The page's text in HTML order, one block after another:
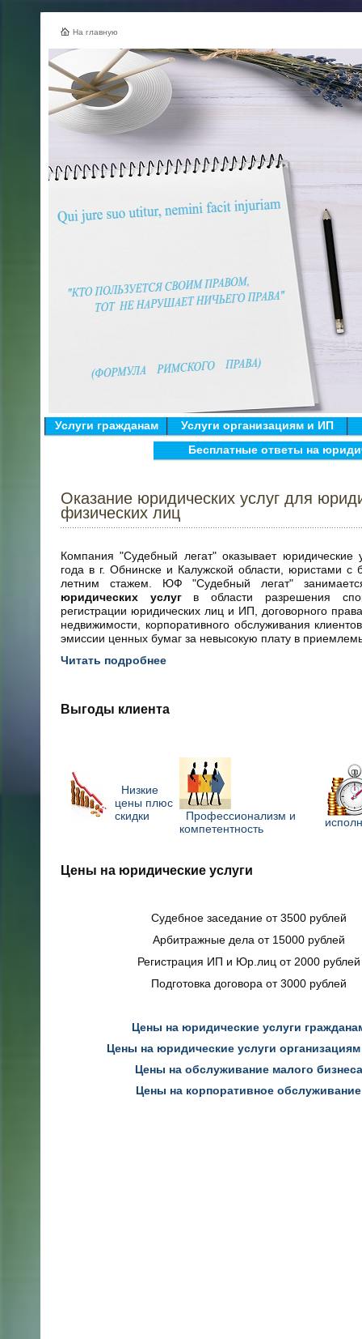
На главную
Услуги гражданам
Услуги организациям и ИП
Бесплатные ответы на
Оказание юридических услуг для
физических лиц
Компания "Судебный легат" оказывает юридические
года в г. Обнинске и Калужской области, юристами с
летним стажем. ЮФ "Судебный легат"
юридических услугв области разрешения
регистрации юридических лиц и ИП, договорного
недвижимости, корпоративного обслуживания
эмиссии ценных бумаг за невысокую плату в
Читать подробнее
Выгоды клиента
Низкие
цены плюс
скидки
Профессионализм и
компетентность
Цены на юридические услуги
Судебное заседание от 3500 рублей
Арбитражные дела от 15000 рублей
Регистрация ИП и Юр.лиц от 2000 рублей
Подготовка договора от 3000 рублей
Цены на юридические услуги
Цены на юридические услуги
Цены на обслуживание малого бизнеса
Цены на корпоративное обслуживание